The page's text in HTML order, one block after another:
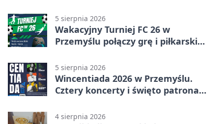
5 sierpnia 2026
Wakacyjny Turniej FC 26 w
Przemyślu połączy grę i piłkarski
5 sierpnia 2026
Wincentiada 2026 w Przemyślu.
Cztery koncerty i święto patrona
4 sierpnia 2026